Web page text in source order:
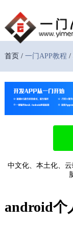
首页 / 一门APP教程 /
中文化、本土化、
android个